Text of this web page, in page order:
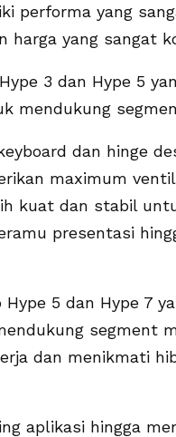
performa yang
harga yang sangat
3 dan Hype 5
mendukung
dan hinge
maximum
kuat dan stabil
presentasi
Hype 5 dan Hype 7
segment
dan menikmati
aplikasi hingga